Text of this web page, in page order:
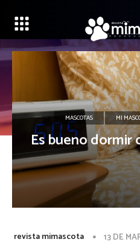
MASCOTAS MI
Es bueno dormir
revista mimascota 13 DE